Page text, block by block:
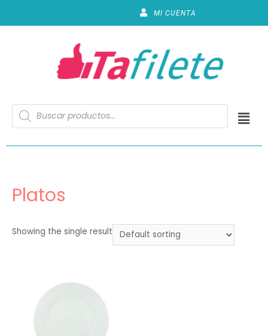
MI CUENTA
Platos
Showing the single result